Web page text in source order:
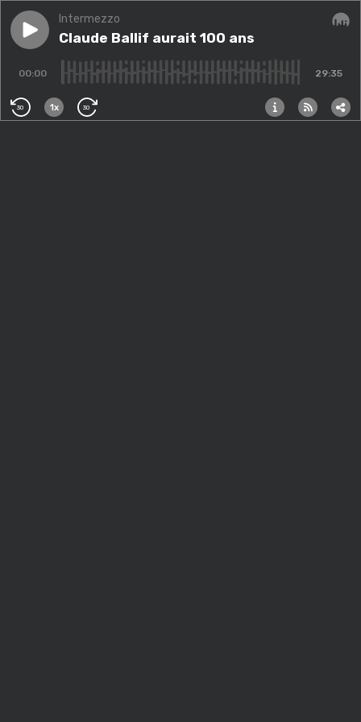
Play episodeClaude Ballif aurait 100 ans
Intermezzo
Claude Ballif aurait 100 ans
00:00 29:35
30 1x 30